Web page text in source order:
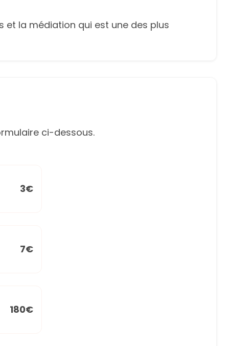
et la médiation qui est une des plus
ci-dessous.
3€
7€
180€